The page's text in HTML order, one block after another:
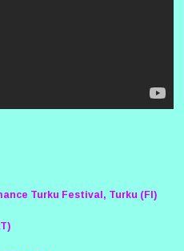
Turku Festival, Turku (FI)